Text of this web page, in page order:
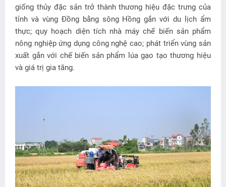
giống thủy đặc sản trở thành thương hiệu đặc trưng của
tỉnh và vùng Đồng bằng sông Hồng gắn với du lịch ẩm
thực; quy hoạch diện tích nhà máy chế biến sản phẩm
nông nghiệp ứng dụng công nghệ cao; phát triển vùng sản
xuất gắn với chế biến sản phẩm lúa gạo tạo thương hiệu
và giá trị gia tăng.